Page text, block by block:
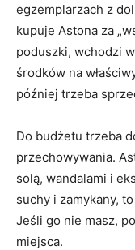
egzemplarzach z
kupuje Astona za
poduszki, wchodzi
środków na
później trzeba
Do budżetu trzeba
przechowywania.
solą, wandalami i
suchy i zamykany,
Jeśli go nie masz,
miejsca.